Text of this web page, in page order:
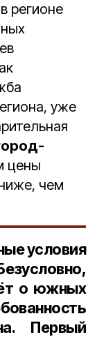
регионе
уже
цены
чем
условия
о южных
Первый